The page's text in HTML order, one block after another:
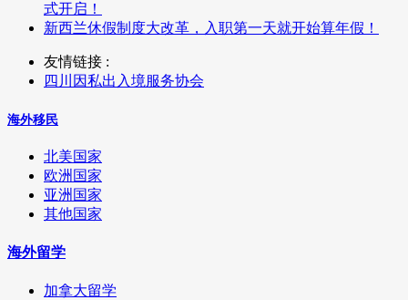
式开启！
新西兰休假制度大改革，入职第一天就开始算年假！
友情链接 :
四川因私出入境服务协会
海外移民
北美国家
欧洲国家
亚洲国家
其他国家
海外留学
加拿大留学